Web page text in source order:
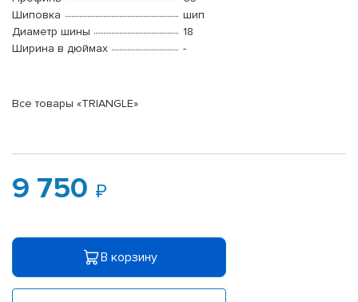
Шиповка
шип
Диаметр шины
18
Ширина в дюймах
-
Все товары «TRIANGLE»
9 750
В корзину